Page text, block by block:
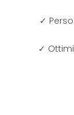
disponibile per
di marketing